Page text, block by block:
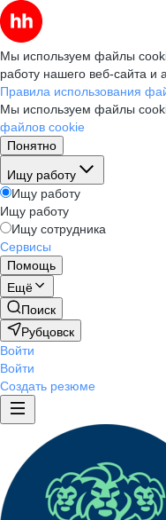
Мы используем файлы
работу нашего веб-сайта и
Правила использования
Мы используем файлы
файлов cookie
Понятно
Ищу работу
Ищу работу
Ищу работу
Ищу сотрудника
Сервисы
Помощь
Ещё
Поиск
Рубцовск
Войти
Войти
Создать резюме